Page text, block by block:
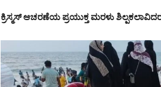
ಕ್ರಿಸ್ಮಸ್ ಆಚರಣೆಯ ಪ್ರಯುಕ್ತ ಮರಳು